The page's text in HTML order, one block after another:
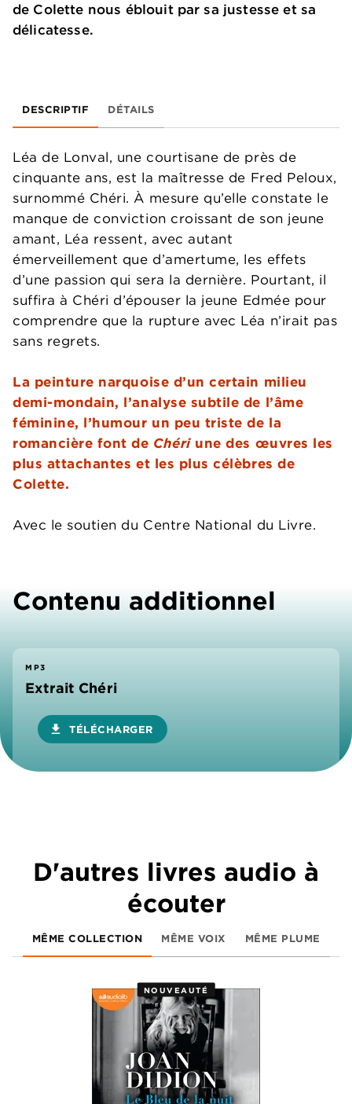
de Colette nous éblouit par sa justesse et sa
délicatesse.
DESCRIPTIF DÉTAILS
Léa de Lonval, une courtisane de près de
cinquante ans, est la maîtresse de Fred Peloux,
surnommé Chéri. À mesure qu’elle constate le
manque de conviction croissant de son jeune
amant, Léa ressent, avec autant
émerveillement que d’amertume, les effets
d’une passion qui sera la dernière. Pourtant, il
suffira à Chéri d’épouser la jeune Edmée pour
comprendre que la rupture avec Léa n’irait pas
sans regrets.
La peinture narquoise d’un certain milieu
demi-mondain, l’analyse subtile de l’âme
féminine, l’humour un peu triste de la
romancière font de Chériune des œuvres les
plus attachantes et les plus célèbres de
Colette.
Avec le soutien du Centre National du Livre.
Contenu additionnel
MP3
Extrait Chéri
download TÉLÉCHARGER
D'autres livres audio à
écouter
MÊME COLLECTION MÊME VOIX MÊME PLUME
NOUVEAUTÉ